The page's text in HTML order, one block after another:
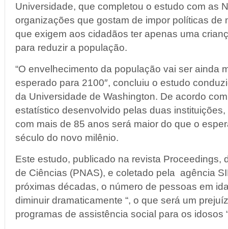
Universidade, que completou o estudo com as
organizações que gostam de impor políticas de
que exigem aos cidadãos ter apenas uma
para reduzir a população.
“O envelhecimento da população vai ser ainda
esperado para 2100″, concluiu o estudo
da Universidade de Washington. De acordo
estatístico desenvolvido pelas duas
com mais de 85 anos será maior do que o
século do novo milênio.
Este estudo, publicado na revista Proceedings,
de Ciências (PNAS), e coletado pela agência
próximas décadas, o número de pessoas em
diminuir dramaticamente “, o que será um
programas de assistência social para os idosos